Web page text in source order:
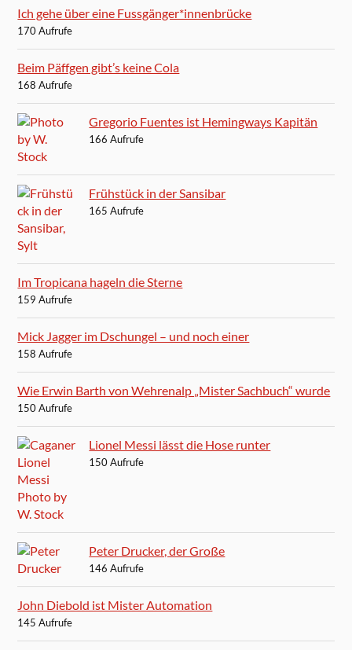
Ich gehe über eine Fussgänger*innenbrücke
170 Aufrufe
Beim Päffgen gibt’s keine Cola
168 Aufrufe
Gregorio Fuentes ist Hemingways Kapitän
166 Aufrufe
Frühstück in der Sansibar
165 Aufrufe
Im Tropicana hageln die Sterne
159 Aufrufe
Mick Jagger im Dschungel – und noch einer
158 Aufrufe
Wie Erwin Barth von Wehrenalp „Mister Sachbuch“ wurde
150 Aufrufe
Lionel Messi lässt die Hose runter
150 Aufrufe
Peter Drucker, der Große
146 Aufrufe
John Diebold ist Mister Automation
145 Aufrufe